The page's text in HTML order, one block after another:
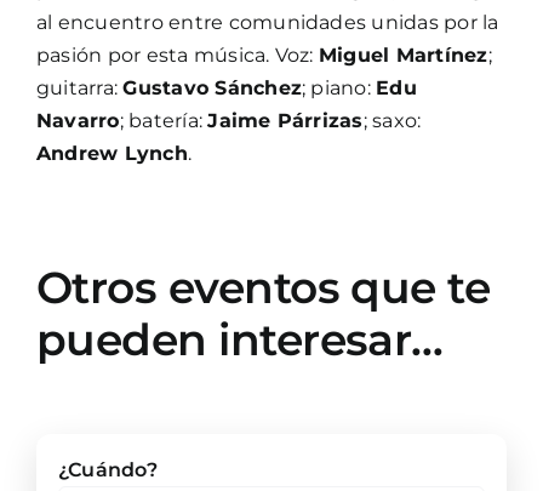
al encuentro entre comunidades unidas por la
pasión por esta música. Voz: Miguel Martínez;
guitarra:Gustavo Sánchez; piano: Edu
Navarro; batería:Jaime Párrizas; saxo:
Andrew Lynch.
Otros eventos que te
pueden interesar…
¿Cuándo?